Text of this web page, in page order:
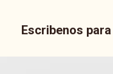
Escribenos